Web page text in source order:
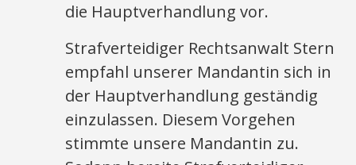
die Hauptverhandlung vor.
Strafverteidiger Rechtsanwalt Stern
empfahl unserer Mandantin sich in
der Hauptverhandlung geständig
einzulassen. Diesem Vorgehen
stimmte unsere Mandantin zu.